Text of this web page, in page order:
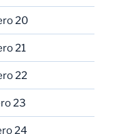
20
21
22
23
24